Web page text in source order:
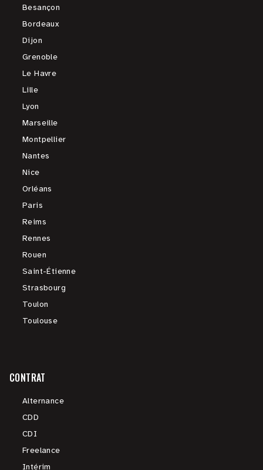
Besançon
Bordeaux
Dijon
Grenoble
Le Havre
Lille
Lyon
Marseille
Montpellier
Nantes
Nice
Orléans
Paris
Reims
Rennes
Rouen
Saint-Étienne
Strasbourg
Toulon
Toulouse
CONTRAT
Alternance
CDD
CDI
Freelance
Intérim